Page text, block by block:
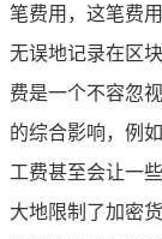
笔费用，这笔费
无误地记录在区
费是一个不容忽
的综合影响，例
工费甚至会让一
大地限制了加密